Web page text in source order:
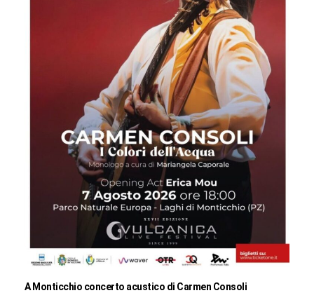
A Monticchio concerto acustico di Carmen Consoli